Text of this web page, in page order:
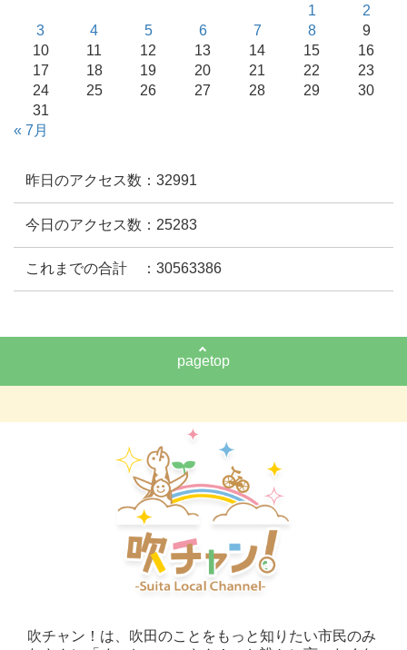
1
2
3
4 5 6 7 8
9
10
11 12 13 14 15
16
17
18 19 20 21 22
23
24
25 26 27 28 29
30
31
« 7月
昨日のアクセス数：32991
今日のアクセス数：25283
これまでの合計 ：30563386
pagetop
吹チャン！は、吹田のことをもっと知りたい市民のみ